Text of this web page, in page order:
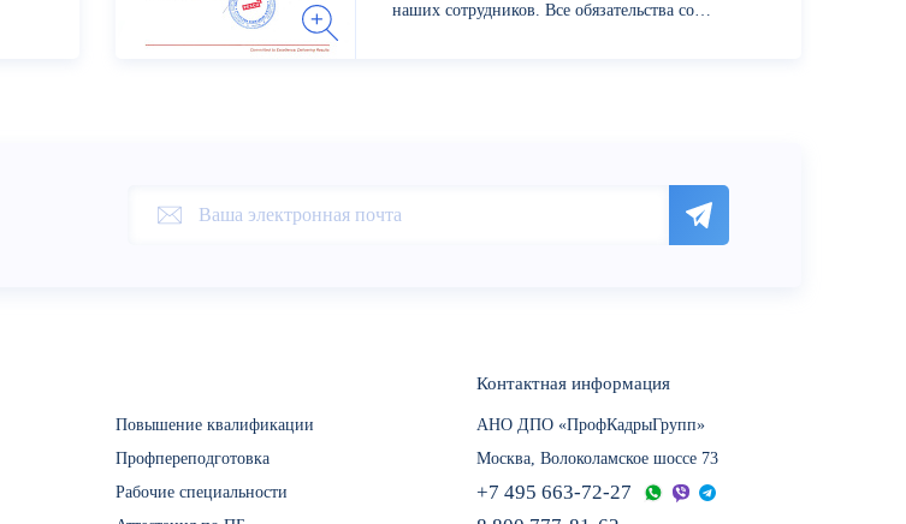
наших сотрудников. Все обязательства со
Контактная информация
АНО ДПО «ПрофКадрыГрупп»
Москва, Волоколамское шоссе 73
+7 495 663-72-27
Повышение квалификации
Профпереподготовка
Рабочие специальности